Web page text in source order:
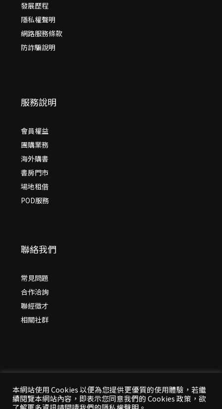
發展歷程
隱私權聲明
網路服務條款
防詐騙說明
服務說明
會員權益
團購業務
海外購書
書房門市
場地租借
POD服務
聯絡我們
常見問題
合作洽詢
聯經徵才
相關社群
© 2026 年聯經出版：思考，連結過去與未來
本網站使用 Cookies 以便為您提供更優質的使用體驗，若繼
續閱覽本網站內容，即表示您同意我們的 Cookies 政策，欲